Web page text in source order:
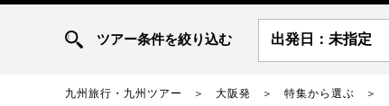
ツアー条件を絞り込む 出発日：未指定
九州旅行・九州ツアー 大阪発 特集から選ぶ